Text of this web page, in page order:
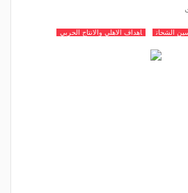
الشحات اهداف الاهلي والانتاج الحربي